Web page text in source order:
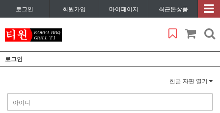
로그인 회원가입 마이페이지 최근본상품
로그인
한글 자판 열기